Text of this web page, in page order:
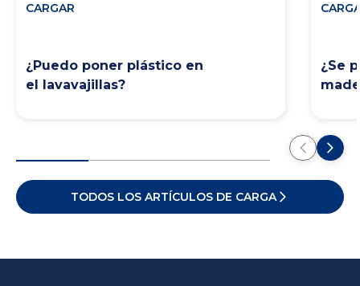
¿Puedo poner plástico en
el lavavajillas?
CARGAR
¿Se
TODOS LOS ARTÍCULOS DE CARGA